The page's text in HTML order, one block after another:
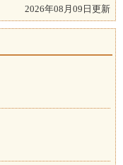
2026年08月09日更新